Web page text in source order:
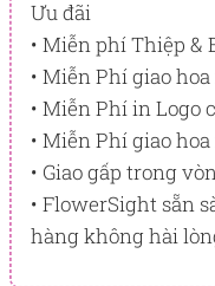
Ưu đãi
• Miễn phí Thiệp &
• Miễn Phí giao
• Miễn Phí in Logo
• Miễn Phí giao
• Giao gấp trong
• FlowerSight sẵn
hàng không hài